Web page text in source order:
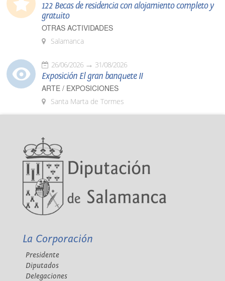
122 Becas de residencia con alojamiento completo y
gratuito
OTRAS ACTIVIDADES
Salamanca
26/06/2026 31/08/2026
Exposición El gran banquete II
ARTE / EXPOSICIONES
Santa Marta de Tormes
La Corporación
Presidente
Diputados
Delegaciones